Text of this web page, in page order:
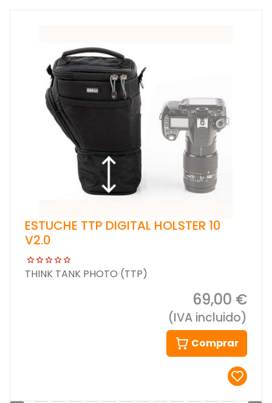
ESTUCHE TTP DIGITAL HOLSTER 10
V2.0
THINK TANK PHOTO (TTP)
69,00 €
(IVA incluido)
Comprar